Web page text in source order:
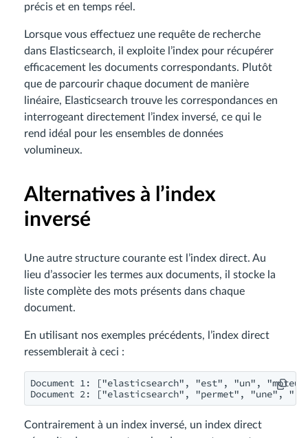
précis et en temps réel.
Lorsque vous effectuez une requête de recherche
dans Elasticsearch, il exploite l’index pour récupérer
efficacement les documents correspondants. Plutôt
que de parcourir chaque document de manière
linéaire, Elasticsearch trouve les correspondances en
interrogeant directement l’index inversé, ce qui le
rend idéal pour les ensembles de données
volumineux.
Alternatives à l’index
inversé
Une autre structure courante est l’index direct. Au
lieu d’associer les termes aux documents, il stocke la
liste complète des mots présents dans chaque
document.
En utilisant nos exemples précédents, l’index direct
ressemblerait à ceci :
Document 1: ["elasticsearch", "est", "un",
Document 2: ["elasticsearch", "permet", "une",
Contrairement à un index inversé, un index direct